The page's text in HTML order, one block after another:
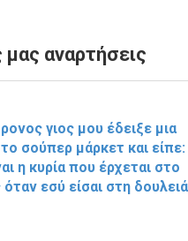
μας αναρτήσεις
γιος μου έδειξε μια
σούπερ μάρκετ και είπε:
η κυρία που έρχεται στο
όταν εσύ είσαι στη